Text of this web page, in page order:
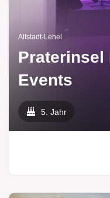
Altstadt-Lehel
Praterinsel
Events
5. Jahr